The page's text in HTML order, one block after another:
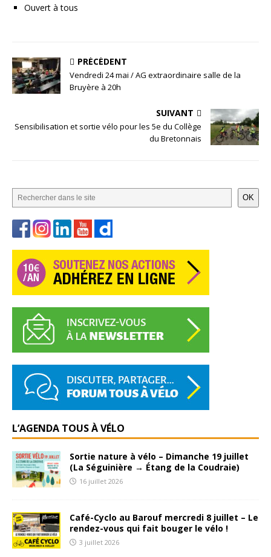
Ouvert à tous
PRÉCÉDENT
Vendredi 24 mai / AG extraordinaire salle de la
Bruyère à 20h
SUIVANT
Sensibilisation et sortie vélo pour les 5e du Collège
du Bretonnais
OK
L’AGENDA TOUS À VÉLO
Sortie nature à vélo – Dimanche 19 juillet
(La Séguinière → Étang de la Coudraie)
16 juillet 2026
Café-Cyclo au Barouf mercredi 8 juillet – Le
rendez-vous qui fait bouger le vélo !
3 juillet 2026